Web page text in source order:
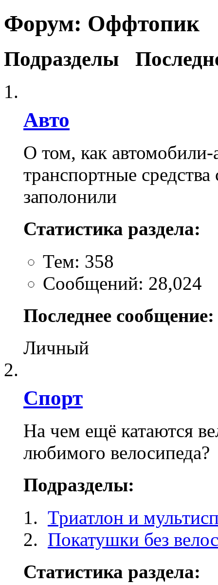
Форум: Оффтопик
Подразделы
Авто
О том, как
транспортные
заполонили
Статистика раздела:
Тем: 358
Сообщений: 28,024
Последнее сообщение:
Личный
Спорт
На чем ещё катаются
любимого велосипеда?
Подразделы:
Триатлон и
Покатушки без
Статистика раздела: